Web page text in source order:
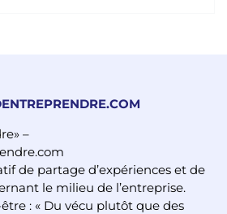
–
de partage d’expériences et de
le milieu de l’entreprise.
: « Du vécu plutôt que des